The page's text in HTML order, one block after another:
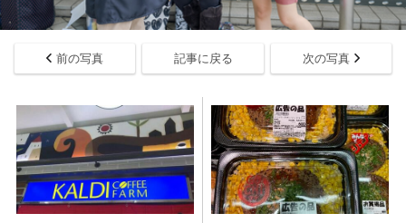
前の写真 記事に戻る 次の写真